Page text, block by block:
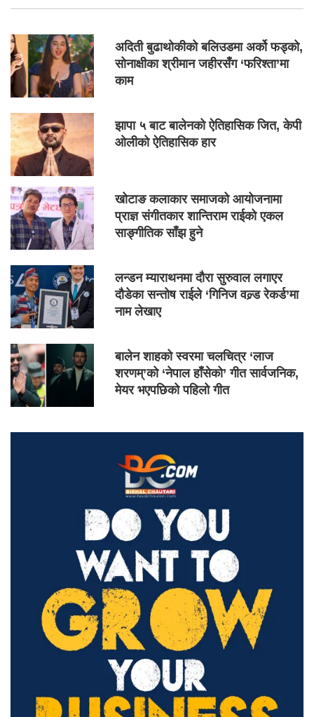
अदिती बुढाथोकीको बलिउडमा अर्को फड्को,
सोनाक्षीका श्रीमान जहीरसँग ‘फरिश्ता’मा
काम
झापा ५ बाट बालेनको ऐतिहासिक जित, केपी
ओलीको ऐतिहासिक हार
खोटाङ कलाकार समाजको आयोजनामा
प्राज्ञ संगीतकार शान्तिराम राईको एकल
साङ्गीतिक साँझ हुने
लन्डन म्याराथनमा दौरा सुरुवाल लगाएर
दौडेका सन्तोष राईले ‘गिनिज वल्र्ड रेकर्ड’मा
नाम लेखाए
बालेन शाहको स्वरमा चलचित्र ‘लाज
शरणम्’को ‘नेपाल हाँसेको’ गीत सार्वजनिक,
मेयर भएपछिको पहिलो गीत